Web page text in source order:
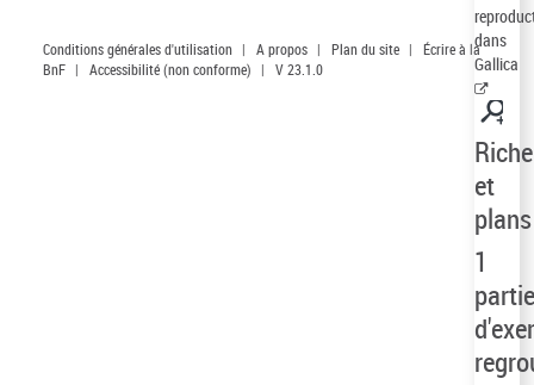
dans
Gallica
et
1
partie
Conditions générales d'utilisation | A propos | Plan du site |
Écrire à la
BnF | Accessibilité (non conforme) | V 23.1.0